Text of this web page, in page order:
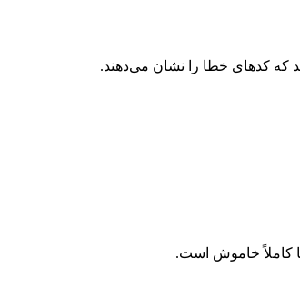
کاملاً خاموش است.